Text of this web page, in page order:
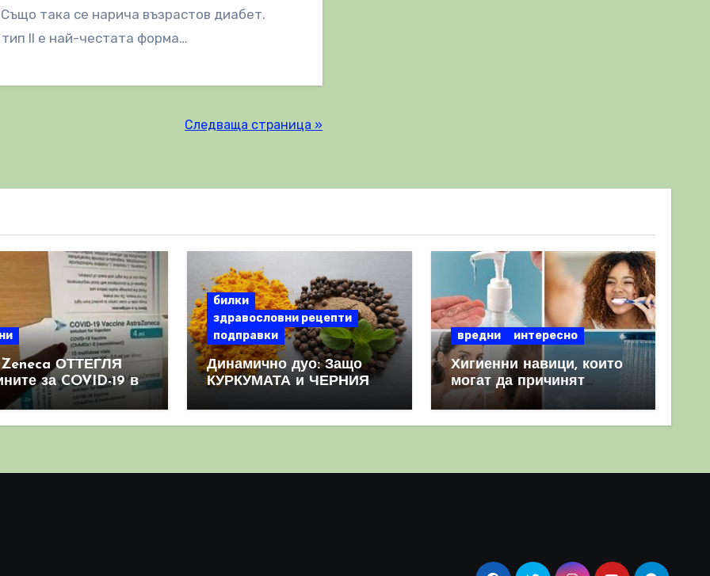
така се нарича възрастов диабет.
II е най-честата форма…
Следваща страница »
ОТТЕГЛЯ
за COVID-19 в
мащаб, след
билки
здравословни рецепти
подправки
Динамично дуо: Защо
КУРКУМАТА и ЧЕРНИЯ
вредни интересно
Хигиенни навици, които
могат да причинят
повече вреда, отколкото